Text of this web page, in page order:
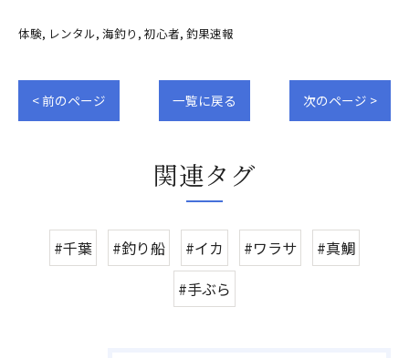
体験 レンタル 海釣り 初心者 釣果速報
< 前のページ 一覧に戻る 次のページ >
関連タグ
#千葉 #釣り船 #イカ #ワラサ
#真鯛
#手ぶら